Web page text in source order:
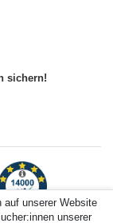
sichern!
auf unserer Website
unserer